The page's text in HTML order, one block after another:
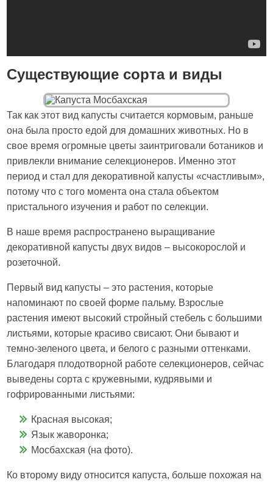
Существующие сорта и виды
Так как этот вид капусты считается кормовым, раньше
она была просто едой для домашних животных. Но в
свое время огромные цветы заинтриговали ботаников и
привлекли внимание селекционеров. Именно этот
период и стал для декоративной капусты «счастливым»,
потому что с того момента она стала объектом
пристального изучения и работ по селекции.
В наше время распространено выращивание
декоративной капусты двух видов – высокорослой и
розеточной.
Первый вид капусты – это растения, которые
напоминают по своей форме пальму. Взрослые
растения имеют высокий стройный стебель с большими
листьями, которые красиво свисают. Они бывают и
темно-зеленого цвета, и белого с разными оттенками.
Благодаря плодотворной работе селекционеров, сейчас
выведены сорта с кружевными, кудрявыми и
гофрированными листьями:
Красная высокая;
Язык жаворонка;
Мосбахская (на фото).
Ко второму виду относится капуста, больше похожая на